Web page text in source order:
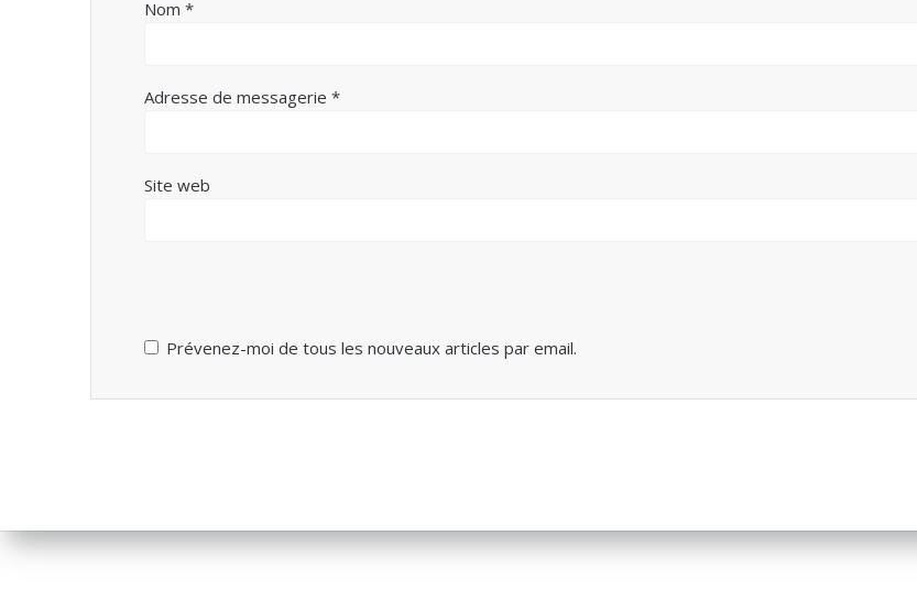
Nom*
Adresse de messagerie*
Site web
Prévenez-moi de tous les nouveaux articles par email.